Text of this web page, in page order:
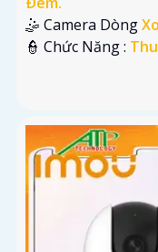
🤹 Camera Dòng
️👮 Chức Năng :